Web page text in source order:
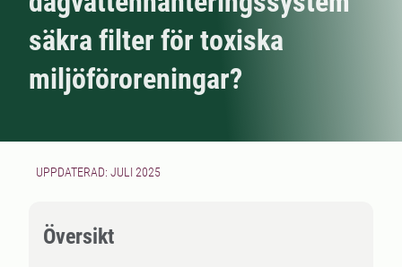
säkra filter för toxiska
miljöföroreningar?
UPPDATERAD: JULI 2025
Översikt